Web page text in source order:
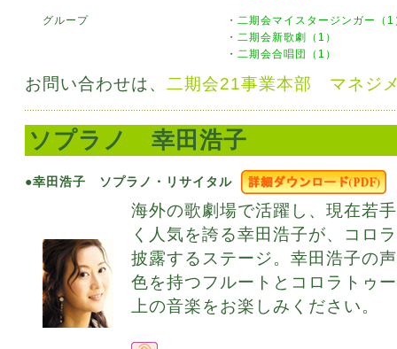
グループ ・ 二期会マイスタージンガー（1
・ 二期会新歌劇（1）
・ 二期会合唱団（1）
お問い合わせは、 二期会21事業本部 マネジ
ソプラノ 幸田浩子
●幸田浩子 ソプラノ・リサイタル
海外の歌劇場で活躍し、現在若
く人気を誇る幸田浩子が、コロ
披露するステージ。幸田浩子の
色を持つフルートとコロラトゥ
上の音楽をお楽しみください。